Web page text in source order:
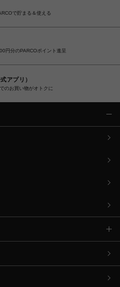
で貯まる＆使える
円分のPARCOポイント進呈
アプリ）
のお買い物がオトクに